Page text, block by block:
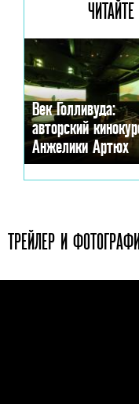
Век Голливуда:
авторский
Анжелики Артюх
ТРЕЙЛЕР И